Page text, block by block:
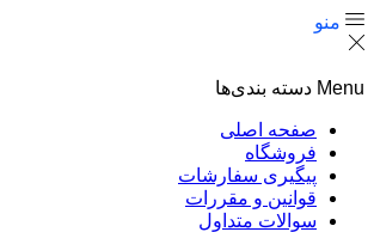
منو
Menu دسته بندی‌ها
صفحه اصلی
فروشگاه
پیگیری سفارشات
قوانین و مقررات
سوالات متداول